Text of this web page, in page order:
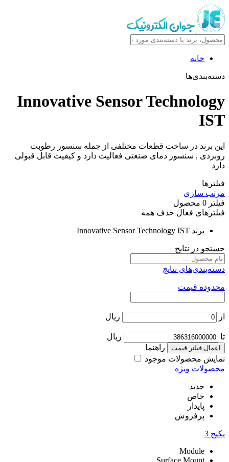
خانه
دسته‌بندی‌ها
Innovative Sensor Technology
IST
این برند در ساخت قطعات مختلفی از جمله سنسور رطوبت
روبردی , سنسور دمای صنعتی فعالیت دارد و کیفیت قابل قبولی
دارد
فیلترها
مرتب سازی
فیلتر 0 محصول
فیلترهای فعال حذف همه
برند Innovative Sensor Technology IST
جستجو در نتایج
دسته‌بندی‌های نتایج
محدوده قیمت
از ریال
تا ریال
اعمال فیلتر قیمت
راهنما
نمایش محصولات موجود
محصولات ویژه
جدید
خاص
پایدار
پرفروش
پکیج 3
Module
Surface Mount